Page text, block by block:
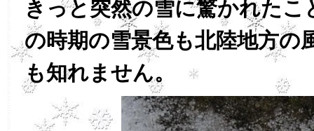
きっと突然の雪に驚かれたこ
の時期の雪景色も北陸地方の
も知れません。